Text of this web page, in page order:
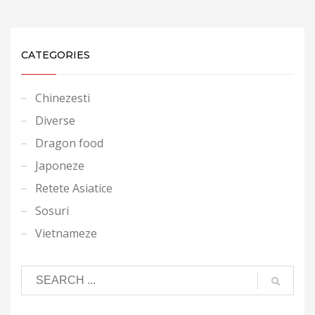
CATEGORIES
Chinezesti
Diverse
Dragon food
Japoneze
Retete Asiatice
Sosuri
Vietnameze